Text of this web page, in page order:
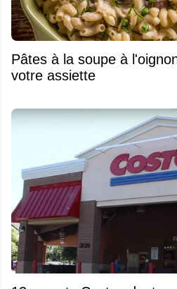
Pâtes à la soupe à
votre assiette